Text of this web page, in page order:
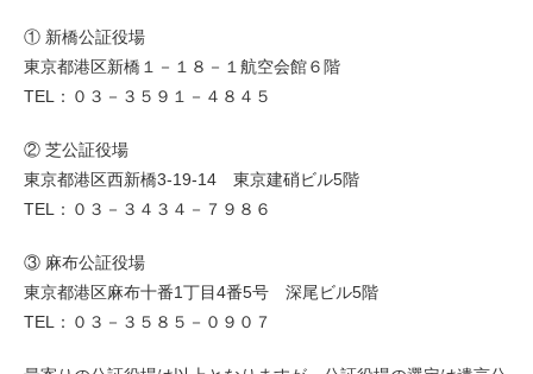
① 新橋公証役場
東京都港区新橋１－１８－１航空会館６階
TEL：０３－３５９１－４８４５
② 芝公証役場
東京都港区西新橋3-19-14 東京建硝ビル5階
TEL：０３－３４３４－７９８６
③ 麻布公証役場
東京都港区麻布十番1丁目4番5号 深尾ビル5階
TEL：０３－３５８５－０９０７